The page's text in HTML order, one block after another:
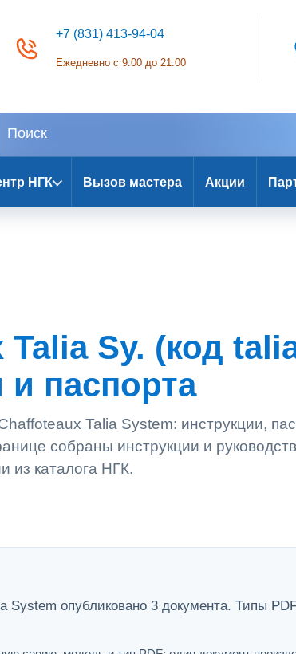
+7 (831) 413-94-04
Ежедневно с 9:00 до 21:00
НГК Вызов мастера Акции
Sy. (код
и паспорта
Talia System: инструкции,
собраны инструкции и
из каталога НГК.
System опубликовано 3 документа. Типы